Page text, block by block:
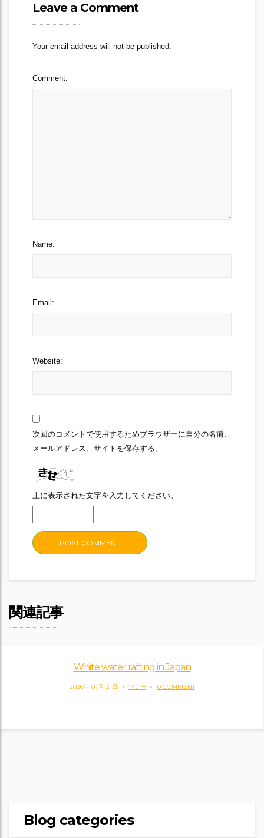
Leave a Comment
Your email address will not be published.
Comment:
Name:
Email:
Website:
次回のコメントで使用するためブラウザーに自分の名前、
メールアドレス、サイトを保存する。
上に表示された文字を入力してください。
関連記事
White water rafting in Japan
2026年 07月 21日 ツアー 0 COMMENT
Blog categories